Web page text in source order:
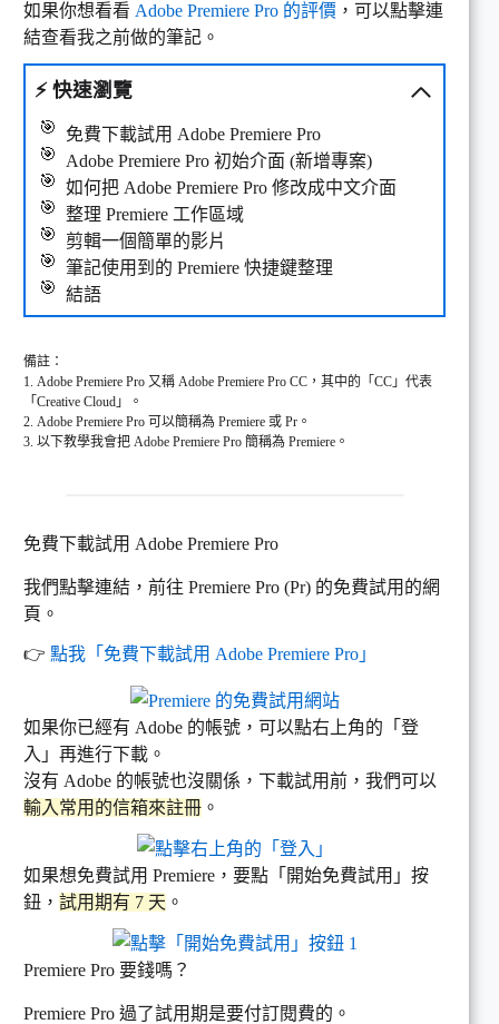
如果你想看看 Adobe Premiere Pro 的評價 ，可以點擊連
結查看我之前做的筆記。
⚡快速瀏覽
免費下載試用 Adobe Premiere Pro
Adobe Premiere Pro 初始介面 (新增專案)
如何把 Adobe Premiere Pro 修改成中文介面
整理 Premiere 工作區域
剪輯一個簡單的影片
筆記使用到的 Premiere 快捷鍵整理
結語
備註：
1. Adobe Premiere Pro 又稱 Adobe Premiere Pro CC，其中的「CC」代表
「Creative Cloud」。
2. Adobe Premiere Pro 可以簡稱為 Premiere 或 Pr。
3. 以下教學我會把 Adobe Premiere Pro 簡稱為 Premiere。
免費下載試用 Adobe Premiere Pro
我們點擊連結，前往 Premiere Pro (Pr) 的免費試用的網
頁。
👉 點我「免費下載試用 Adobe Premiere Pro」
如果你已經有 Adobe 的帳號，可以點右上角的「登
入」再進行下載。
沒有 Adobe 的帳號也沒關係，下載試用前，我們可以
輸入常用的信箱來註冊 。
如果想免費試用 Premiere，要點「開始免費試用」按
鈕， 試用期有 7 天 。
Premiere Pro 要錢嗎？
Premiere Pro 過了試用期是要付訂閱費的。